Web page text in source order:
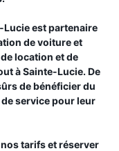
Lucieest partenaire
de voiture et
location et de
àSainte-Lucie. De
de bénéficier du
service pour leur
tarifs et réserver